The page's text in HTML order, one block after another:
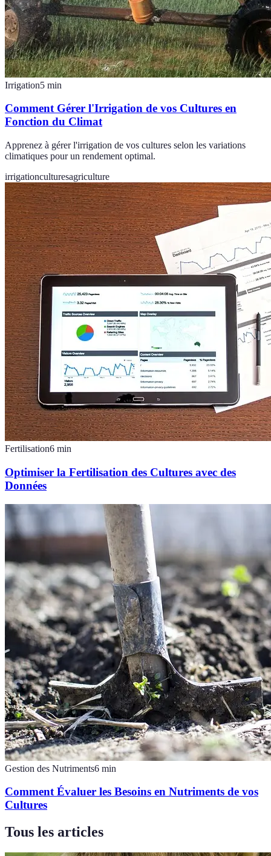
Irrigation5 min
Comment Gérer l'Irrigation de vos Cultures en
Fonction du Climat
Apprenez à gérer l'irrigation de vos cultures selon les variations
climatiques pour un rendement optimal.
irrigationculturesagriculture
Fertilisation6 min
Optimiser la Fertilisation des Cultures avec des
Données
Gestion des Nutriments6 min
Comment Évaluer les Besoins en Nutriments de vos
Cultures
Tous les articles